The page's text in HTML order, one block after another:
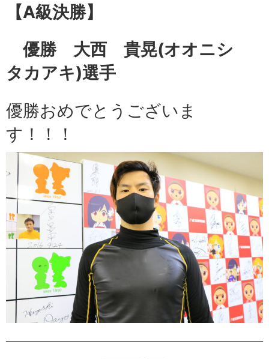
【A級決勝】
優勝 大西 貴晃(オオニシ
タカアキ)選手
優勝おめでとうございま
す！！！